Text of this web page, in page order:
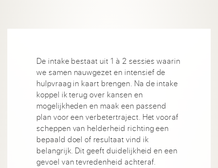
De intake bestaat uit 1 à 2 sessies waarin
we samen nauwgezet en intensief de
hulpvraag in kaart brengen. Na de intake
koppel ik terug over kansen en
mogelijkheden en maak een passend
plan voor een verbetertraject. Het vooraf
scheppen van helderheid richting een
bepaald doel of resultaat vind ik
belangrijk. Dit geeft duidelijkheid en een
gevoel van tevredenheid achteraf.